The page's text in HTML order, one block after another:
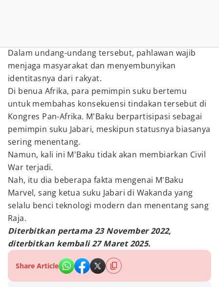
Dalam undang-undang tersebut, pahlawan wajib
menjaga masyarakat dan menyembunyikan
identitasnya dari rakyat.
Di benua Afrika, para pemimpin suku bertemu
untuk membahas konsekuensi tindakan tersebut di
Kongres Pan-Afrika. M'Baku berpartisipasi sebagai
pemimpin suku Jabari, meskipun statusnya biasanya
sering menentang.
Namun, kali ini M'Baku tidak akan membiarkan Civil
War terjadi.
Nah, itu dia beberapa fakta mengenai M'Baku
Marvel, sang ketua suku Jabari di Wakanda yang
selalu benci teknologi modern dan menentang sang
Raja.
Diterbitkan pertama 23 November 2022,
diterbitkan kembali 27 Maret 2025.
Share Article